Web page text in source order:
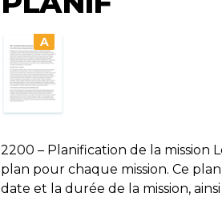
A
2200 – Planification de la
plan pour chaque mission. Ce
date et la durée de la mission,